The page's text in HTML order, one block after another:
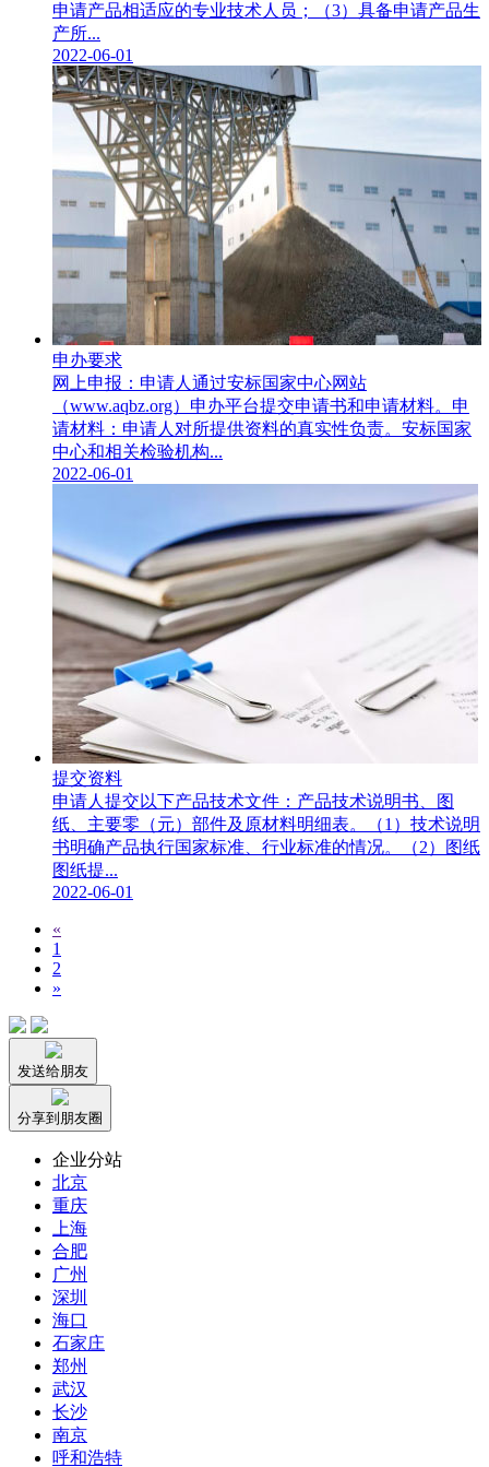
申请产品相适应的专业技术人员；（3）具备申请产品生
产所...
2022-06-01
申办要求
网上申报：申请人通过安标国家中心网站
（www.aqbz.org）申办平台提交申请书和申请材料。申
请材料：申请人对所提供资料的真实性负责。安标国家
中心和相关检验机构...
2022-06-01
提交资料
申请人提交以下产品技术文件：产品技术说明书、图
纸、主要零（元）部件及原材料明细表。（1）技术说明
书明确产品执行国家标准、行业标准的情况。（2）图纸
图纸提...
2022-06-01
«
1
2
»
发送给朋友
分享到朋友圈
企业分站
北京
重庆
上海
合肥
广州
深圳
海口
石家庄
郑州
武汉
长沙
南京
呼和浩特